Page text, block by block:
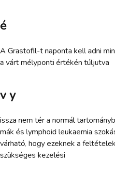
é
A Grastofil-t naponta kell adni
a várt mélyponti értékén túljutva
v y
issza nem tér a normál
mák és lymphoid leukaemia
várható, hogy ezeknek a
szükséges kezelési